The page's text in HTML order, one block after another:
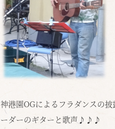
神港園OGによるフラダンスの
ーダーのギターと歌声♪♪♪